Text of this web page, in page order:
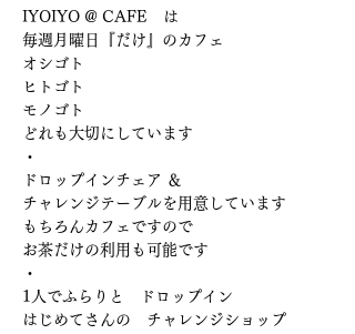
IYOIYO @ CAFE　は
毎週月曜日『だけ』のカフェ
オシゴト
ヒトゴト
モノゴト
どれも大切にしています
・
ドロップインチェア ＆
チャレンジテーブルを用意しています
もちろんカフェですので
お茶だけの利用も可能です
・
1人でふらりと　ドロップイン
はじめてさんの　チャレンジショップ